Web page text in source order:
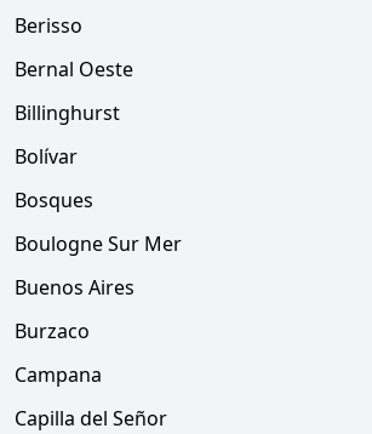
Berisso
Bernal Oeste
Billinghurst
Bolívar
Bosques
Boulogne Sur Mer
Buenos Aires
Burzaco
Campana
Capilla del Señor